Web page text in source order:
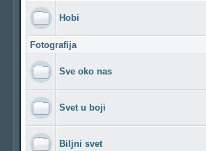
Hobi
Fotografija
Sve oko nas
Svet u boji
Biljni svet